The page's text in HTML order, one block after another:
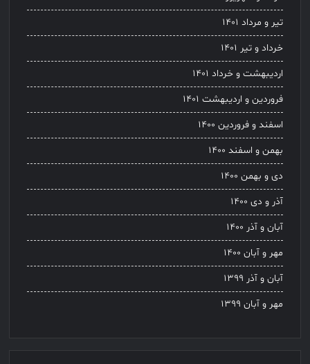
تیر و مرداد ۱۴۰۱
خرداد و تیر ۱۴۰۱
اردیبهشت و خرداد ۱۴۰۱
فروردین و اردیبهشت ۱۴۰۱
اسفند و فروردین ۱۴۰۰
بهمن و اسفند ۱۴۰۰
دی و بهمن ۱۴۰۰
آذر و دی ۱۴۰۰
آبان و آذر ۱۴۰۰
مهر و آبان ۱۴۰۰
آبان و آذر ۱۳۹۹
مهر و آبان ۱۳۹۹